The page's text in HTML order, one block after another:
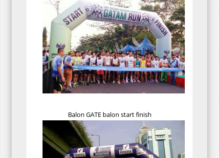
Balon GATE balon start finish